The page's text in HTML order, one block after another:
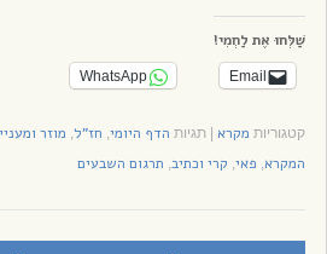
שַׁלְּחוּ אֶת לַחְמִי!
Email
WhatsApp
קטגוריות מקרא |תגיות הדף היומי, חז"ל, מוזר
המקרא, פאי, קרי וכתיב, תרגום השבעים